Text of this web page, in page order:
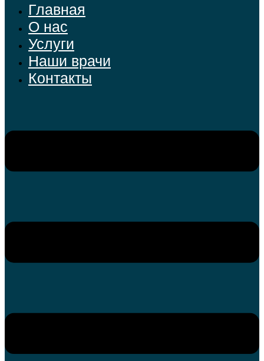
Главная
О нас
Услуги
Наши врачи
Контакты